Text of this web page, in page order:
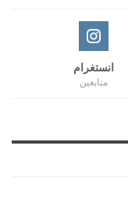
انستغرام
متابعين